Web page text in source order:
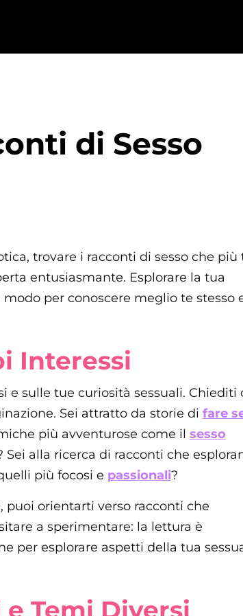
di Sesso
trovare i racconti di sesso che più
entusiasmante. Esplorare la tua
per conoscere meglio te stesso
Interessi
sulle tue curiosità sessuali. Chiediti
Sei attratto da storie di fare
più avventurose come il sesso
Sei alla ricerca di racconti che
più focosi e passionali?
orientarti verso racconti che
a sperimentare: la lettura è
per esplorare aspetti della tua
Temi Diversi